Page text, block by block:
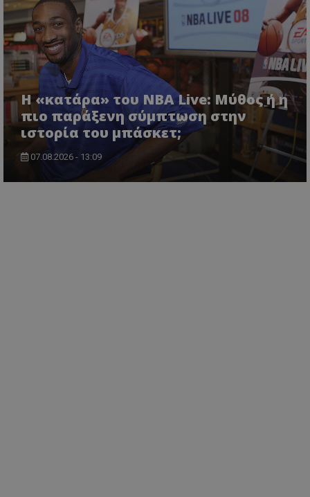
Η «κατάρα» του NBA Live: Μύθος ή η
πιο παράξενη σύμπτωση στην
ιστορία του μπάσκετ;
07.08.2026 - 13:09